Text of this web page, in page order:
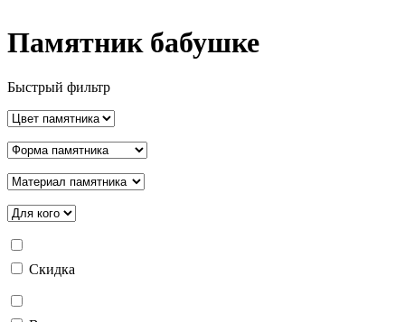
Памятник бабушке
Быстрый фильтр
Скидка